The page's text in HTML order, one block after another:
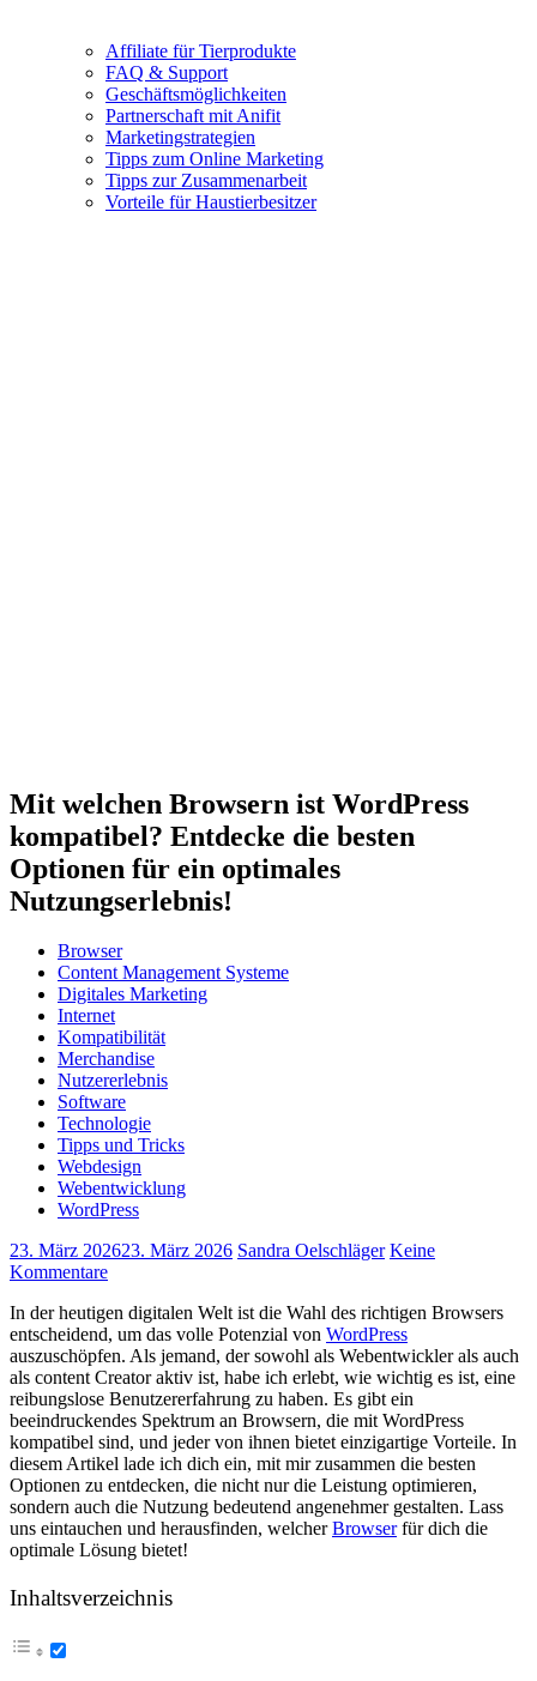
Affiliate für Tierprodukte
FAQ & Support
Geschäftsmöglichkeiten
Partnerschaft mit Anifit
Marketingstrategien
Tipps zum Online Marketing
Tipps zur Zusammenarbeit
Vorteile für Haustierbesitzer
Mit welchen Browsern ist WordPress
kompatibel? Entdecke die besten
Optionen für ein optimales
Nutzungserlebnis!
Browser
Content Management Systeme
Digitales Marketing
Internet
Kompatibilität
Merchandise
Nutzererlebnis
Software
Technologie
Tipps und Tricks
Webdesign
Webentwicklung
WordPress
23. März 202623. März 2026 Sandra Oelschläger Keine
Kommentare
In der heutigen digitalen Welt ist die Wahl des richtigen Browsers
entscheidend, um das volle⁤ Potenzial ‍von ⁢ WordPress
auszuschöpfen. Als jemand, der sowohl ‍als‍ Webentwickler als auch ​
als content Creator aktiv⁣ ist, habe ich erlebt, wie wichtig es ist, eine
reibungslose Benutzererfahrung⁣ zu haben. Es gibt ein
beeindruckendes Spektrum an Browsern, die mit WordPress
kompatibel ⁤sind, und jeder ⁣von ihnen bietet einzigartige Vorteile. In
diesem ⁤Artikel lade ich dich ein, mit mir​ zusammen die ⁤besten
Optionen zu entdecken, die nicht‍ nur die Leistung ‌optimieren,
sondern auch die​ Nutzung bedeutend angenehmer ⁣gestalten. Lass
uns eintauchen und herausfinden,⁤ welcherBrowser​ für dich die
optimale Lösung⁤ bietet!
Inhaltsverzeichnis